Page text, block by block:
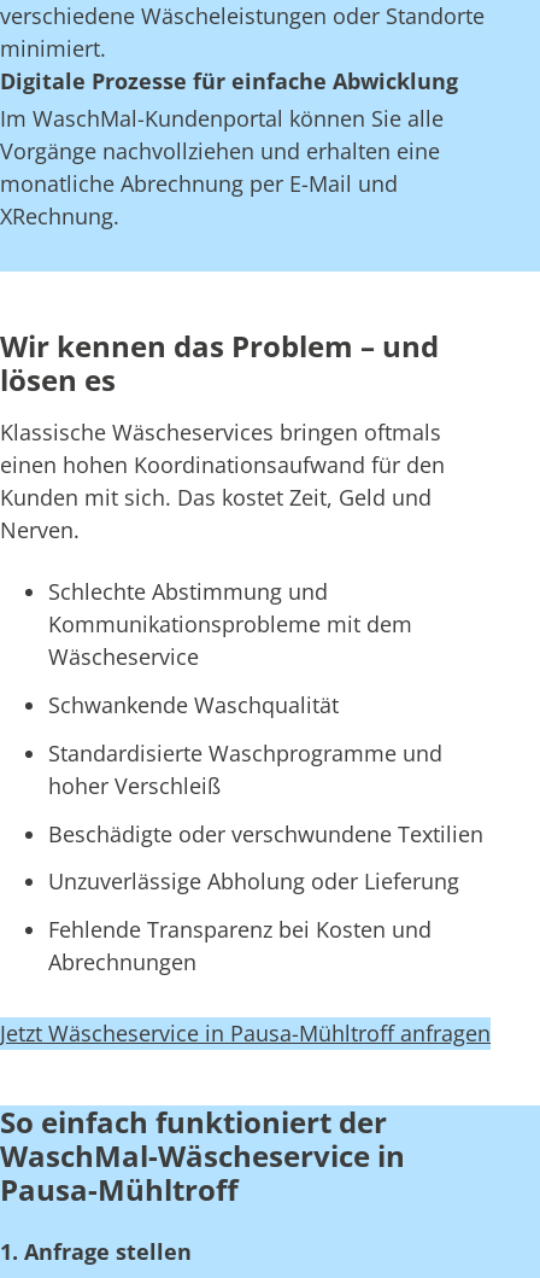
verschiedene Wäscheleistungen oder Standorte
minimiert.
Digitale Prozesse für einfache Abwicklung
Im WaschMal-Kundenportal können Sie alle
Vorgänge nachvollziehen und erhalten eine
monatliche Abrechnung per E-Mail und
XRechnung.
Wir kennen das Problem – und
lösen es
Klassische Wäscheservices bringen oftmals
einen hohen Koordinationsaufwand für den
Kunden mit sich. Das kostet Zeit, Geld und
Nerven.
Schlechte Abstimmung und
Kommunikationsprobleme mit dem
Wäscheservice
Schwankende Waschqualität
Standardisierte Waschprogramme und
hoher Verschleiß
Beschädigte oder verschwundene Textilien
Unzuverlässige Abholung oder Lieferung
Fehlende Transparenz bei Kosten und
Abrechnungen
Jetzt Wäscheservice in Pausa-Mühltroff anfragen
So einfach funktioniert der
WaschMal-Wäscheservice in
Pausa-Mühltroff
1. Anfrage stellen